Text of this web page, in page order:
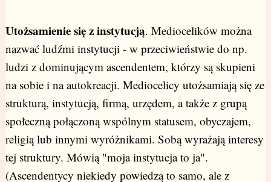
Utożsamienie się z instytucją. Mediocelików można
nazwać ludźmi instytucji - w przeciwieństwie do np.
ludzi z dominującym ascendentem, którzy są skupieni
na sobie i na autokreacji. Mediocelicy utożsamiają się ze
strukturą, instytucją, firmą, urzędem, a także z grupą
społeczną połączoną wspólnym statusem, obyczajem,
religią lub innymi wyróżnikami. Sobą wyrażają interesy
tej struktury. Mówią "moja instytucja to ja".
(Ascendentycy niekiedy powiedzą to samo, ale z